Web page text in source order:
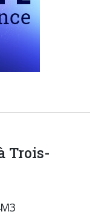
Trois-